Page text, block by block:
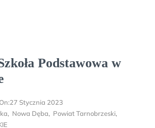
Podstawowa w
27 Stycznia 2023
, Nowa Dęba, Powiat Tarnobrzeski,